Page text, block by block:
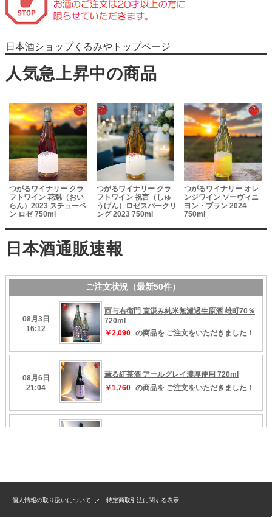
日本酒ショップくるみやトップページ
つがるワイナリー クラ
フトワイン 花魁（おい
らん）2023 スチューベ
ン ロゼ 750ml
つがるワイナリー クラ
フトワイン 祝言（しゅ
うげん）ロゼスパークリ
ング 2023 750ml
つがるワイナリー オレ
ンジワイン ソーヴィニ
ヨン・ブラン 2024
750ml
個人情報の取り扱いについて 特定商取引法に関する表示